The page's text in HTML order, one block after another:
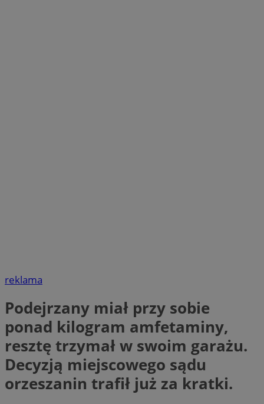
reklama
Podejrzany miał przy sobie
ponad kilogram amfetaminy,
resztę trzymał w swoim garażu.
Decyzją miejscowego sądu
orzeszanin trafił już za kratki.